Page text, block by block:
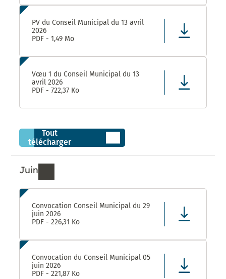
PV du Conseil Municipal du 13 avril
2026
PDF - 1,49 Mo
Vœu 1 du Conseil Municipal du 13
avril 2026
PDF - 722,37 Ko
Tout
télécharger
Juin
Ressources de Juin 2026
Convocation Conseil Municipal du 29
juin 2026
PDF - 226,31 Ko
Convocation du Conseil Municipal 05
juin 2026
PDF - 221,87 Ko